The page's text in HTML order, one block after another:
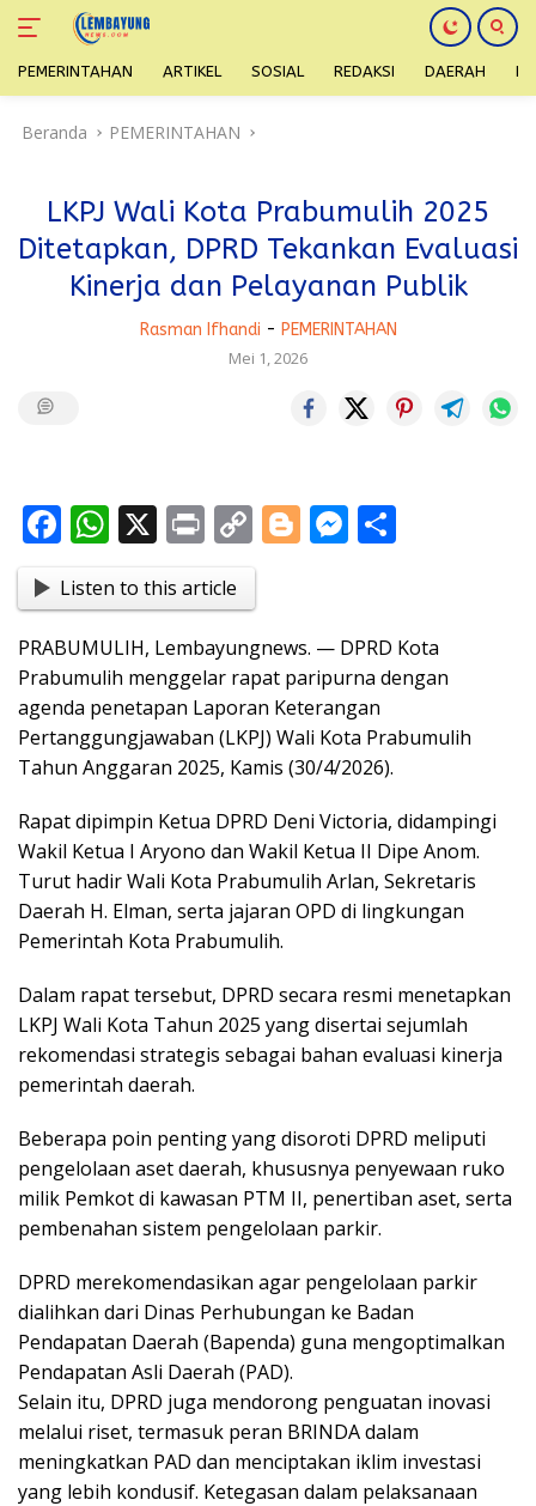
PEMERINTAHAN ARTIKEL SOSIAL REDAKSI DAERAH
Beranda PEMERINTAHAN
LKPJ Wali Kota Prabumulih 2025
Ditetapkan, DPRD Tekankan Evaluasi
Kinerja dan Pelayanan Publik
Rasman Ifhandi - PEMERINTAHAN
Mei 1, 2026
F
e
b
o
o
k
W
at
s
A
p
p
X Pr
t
C
o
p
y
Li
n
k
Bl
g
er
M
e
n
g
er
e
Listen to this article
PRABUMULIH, Lembayungnews. — DPRD Kota
Prabumulih menggelar rapat paripurna dengan
agenda penetapan Laporan Keterangan
Pertanggungjawaban (LKPJ) Wali Kota Prabumulih
Tahun Anggaran 2025, Kamis (30/4/2026).
Rapat dipimpin Ketua DPRD Deni Victoria, didampingi
Wakil Ketua I Aryono dan Wakil Ketua II Dipe Anom.
Turut hadir Wali Kota Prabumulih Arlan, Sekretaris
Daerah H. Elman, serta jajaran OPD di lingkungan
Pemerintah Kota Prabumulih.
Dalam rapat tersebut, DPRD secara resmi menetapkan
LKPJ Wali Kota Tahun 2025 yang disertai sejumlah
rekomendasi strategis sebagai bahan evaluasi kinerja
pemerintah daerah.
Beberapa poin penting yang disoroti DPRD meliputi
pengelolaan aset daerah, khususnya penyewaan ruko
milik Pemkot di kawasan PTM II, penertiban aset, serta
pembenahan sistem pengelolaan parkir.
DPRD merekomendasikan agar pengelolaan parkir
dialihkan dari Dinas Perhubungan ke Badan
Pendapatan Daerah (Bapenda) guna mengoptimalkan
Pendapatan Asli Daerah (PAD).
Selain itu, DPRD juga mendorong penguatan inovasi
melalui riset, termasuk peran BRINDA dalam
meningkatkan PAD dan menciptakan iklim investasi
yang lebih kondusif. Ketegasan dalam pelaksanaan